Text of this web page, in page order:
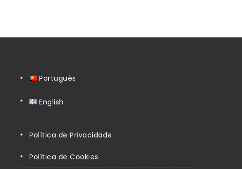
Português
English
Política de Privacidade
Política de Cookies